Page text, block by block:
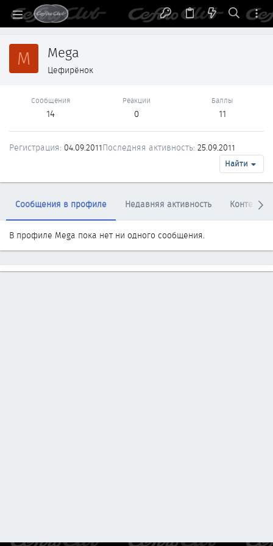
M Mega
Цефирёнок
Сообщения
14
Реакции
0
Баллы
11
Регистрация 04.09.2011Последняя активность 25.09.2011
Найти
Сообщения в профиле Недавняя активность Контент
В профиле Mega пока нет ни одного сообщения.